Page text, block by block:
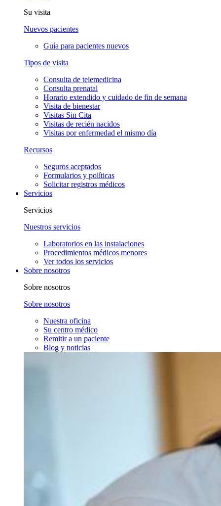
Su visita
Nuevos pacientes
Guía para pacientes nuevos
Tipos de visita
Consulta de telemedicina
Consulta prenatal
Horario extendido y cuidado de fin de semana
Visita de bienestar
Visitas Sin Cita
Visitas de recién nacidos
Visitas por enfermedad el mismo día
Recursos
Seguros aceptados
Formularios y políticas
Solicitar registros médicos
Servicios
Servicios
Nuestros servicios
Laboratorios en las instalaciones
Procedimientos médicos menores
Ver todos los servicios
Sobre nosotros
Sobre nosotros
Sobre nosotros
Nuestra oficina
Su centro médico
Remitir a un paciente
Blog y noticias